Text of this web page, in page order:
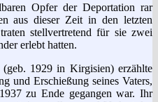
Opfer der Deportation rar
aus dieser Zeit in den letzten
stellvertretend für sie zwei
erlebt hatten.
1929 in Kirgisien) erzählte
und Erschießung seines Vaters,
zu Ende gegangen war. Ihr